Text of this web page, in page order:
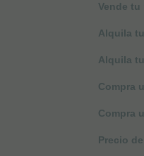
Vende tu
Alquila
Alquila
Compra
Compra
Precio